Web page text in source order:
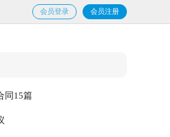
会员登录 会员注册
同15篇